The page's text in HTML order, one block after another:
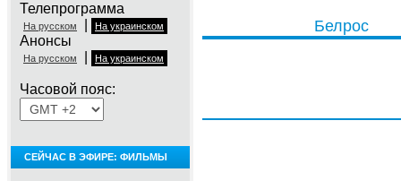
Телепрограмма
На русском На украинском
Анонсы
На русском На украинском
Часовой пояс:
СЕЙЧАС В ЭФИРЕ: ФИЛЬМЫ
Белрос